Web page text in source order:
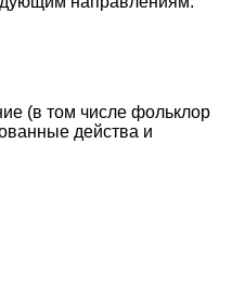
(в том числе фольклор
действа и